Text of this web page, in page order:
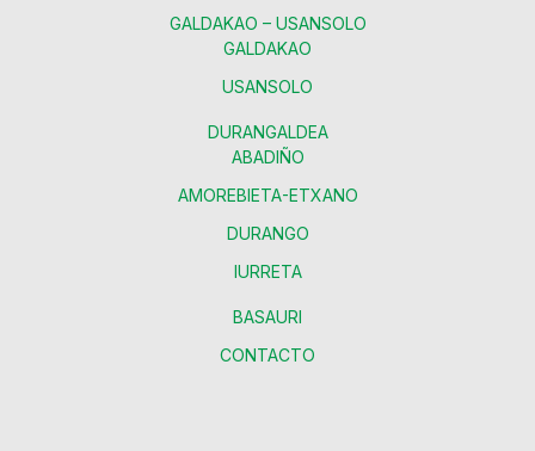
GALDAKAO – USANSOLO
GALDAKAO
USANSOLO
DURANGALDEA
ABADIÑO
AMOREBIETA-ETXANO
DURANGO
IURRETA
BASAURI
CONTACTO